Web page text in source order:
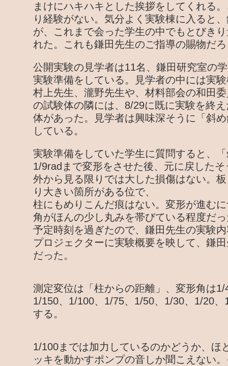
まけにハキハキとした挨拶をしてくれる
り経験がない。気分よく実験棟に入ると
が、これまで会った学生の中でもとびき
れた。これも鎌田先生のご指導の賜物だ
公開実験の見学者は11名、鎌田研究室の
実験準備をしている。見学者の中には実
村上先生、瀧野先生や、材料部会の和田
の試験体の隣には、8/29に既に実験を終
体があった。見学者は興味深そうに「斜
している。
実験準備をしていた学生に質問すると、
1/9radまで変形をさせた後、元に戻したそ
外から見る限りでは大した損傷はない。
り大きい箇所がある位で、
柱にもめりこんだ痕はない。変形が進む
角がほんの少し丸みを帯びている程度だ
予定時刻を過ぎたので、鎌田先生の実験
プロジェクターに実験概要を映して、鎌
だった。
測定変位は「柱からの距離」、変形角は
1/150、1/100、1/75、1/50、1/30、1/20
する。
1/100までは加力しているのかどうか、ほ
ッキを動かすポンプの音しか聞こえない